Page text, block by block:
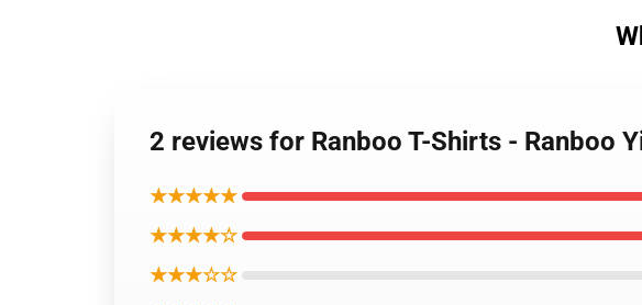
2 reviews for Ranboo T-Shirts - Ranboo
★★★★★
★★★★☆
★★★☆☆